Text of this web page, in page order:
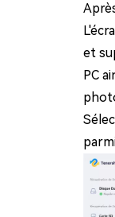
et
PC